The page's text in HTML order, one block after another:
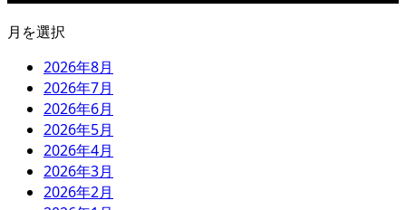
月を選択
2026年8月
2026年7月
2026年6月
2026年5月
2026年4月
2026年3月
2026年2月